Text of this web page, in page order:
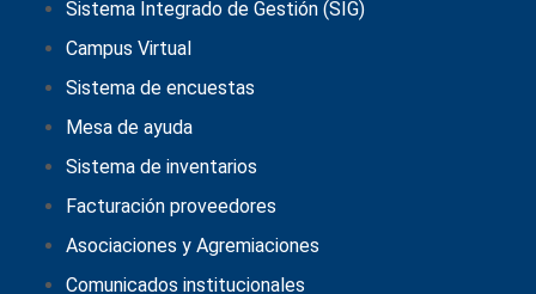
Sistema Integrado de Gestión (SIG)
Campus Virtual
Sistema de encuestas
Mesa de ayuda
Sistema de inventarios
Facturación proveedores
Asociaciones y Agremiaciones
Comunicados institucionales